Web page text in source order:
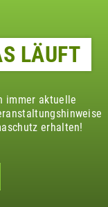
LÄUFT
immer aktuelle
erhalten!